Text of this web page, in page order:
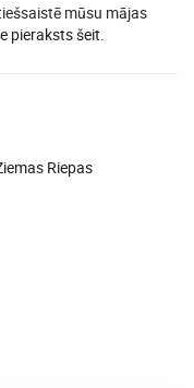
mūsu mājas
pieraksts šeit.
Riepas